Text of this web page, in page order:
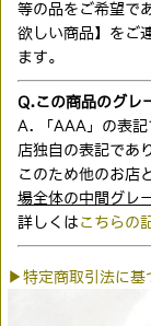
等の品をご希望で
欲しい商品】をご
ます。
Q.この商品のグレ
A. 「AAA」の表記
店独自の表記であ
このため他のお店
場全体の中間グレ
詳しくは こちらの
▶特定商取引法に基